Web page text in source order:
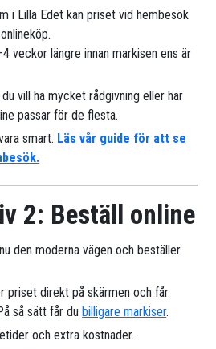
i Lilla Edet kan priset vid hembesök
veckor längre innan markisen ens är
vill ha mycket rådgivning eller har
passar för de flesta.
smart. Läs vår guide för att se
2: Beställ online
den moderna vägen och beställer
priset direkt på skärmen och får
så sätt får dubilligare markiser.
och extra kostnader.